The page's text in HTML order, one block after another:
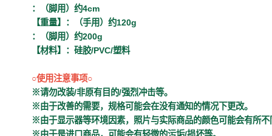
：（脚用）约4cm
【重量】：（手用）约120g
：（脚用）约200g
【材料】：硅胶/PVC/塑料
○使用注意事项○
※请勿改装/非原有目的/强烈冲击等。
※由于改善的需要，规格可能会在没有通知的情况下更改。
※由于显示器等环境因素，照片与实际商品的颜色可能会有所不